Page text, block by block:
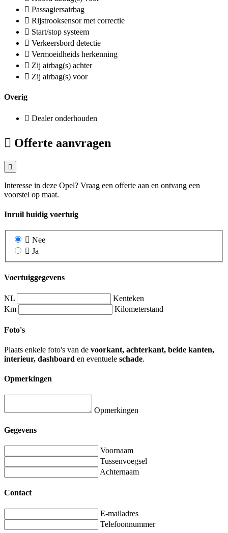
Passagiersairbag
Rijstrooksensor met correctie
Start/stop systeem
Verkeersbord detectie
Vermoeidheids herkenning
Zij airbag(s) achter
Zij airbag(s) voor
Overig
Dealer onderhouden
Offerte aanvragen
Interesse in deze Opel? Vraag een offerte aan en ontvang een
voorstel op maat.
Inruil huidig voertuig
Nee
Ja
Voertuiggegevens
NL
Kenteken
Km
Kilometerstand
Foto's
Plaats enkele foto's van de voorkant, achterkant, beide kanten,
interieur, dashboard en eventuele schade.
Opmerkingen
Opmerkingen
Gegevens
Voornaam
Tussenvoegsel
Achternaam
Contact
E-mailadres
Telefoonnummer